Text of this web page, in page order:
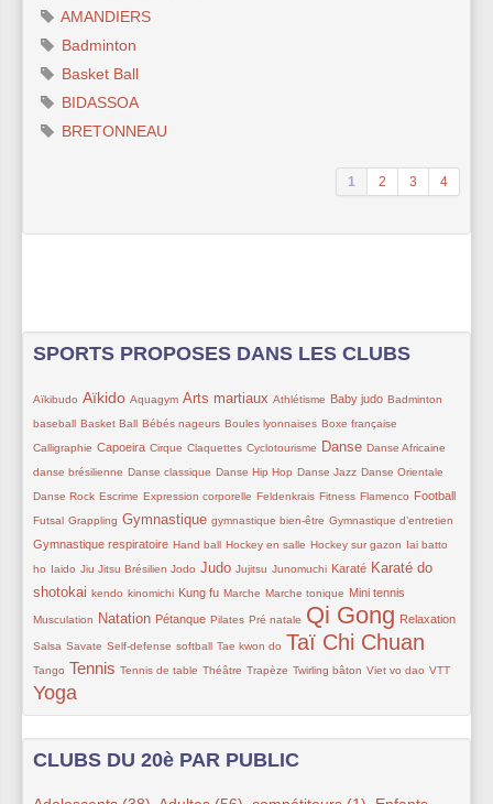
AMANDIERS
Badminton
Basket Ball
BIDASSOA
BRETONNEAU
1 2 3 4
SPORTS PROPOSES DANS LES CLUBS
37/325
Aïkibudo
148/325Aïkido
34/325 Aquagym
116/325 Arts martiaux
11/325 Athlétisme
92/325 Baby judo
24/325 Badminton
11/325
baseball
26/325Basket Ball
16/325 Bébés nageurs
60/325 Boules lyonnaises
56/325 Boxe française
34/325
Calligraphie
71/325 Capoeira
66/325 Cirque
8/325 Claquettes
50/325 Cyclotourisme
139/325 Danse
45/325 Danse Africaine
37/325
danse brésilienne
54/325 Danse classique
24/325 Danse Hip Hop
8/325 Danse Jazz
8/325 Danse Orientale
8/325
Danse Rock
34/325 Escrime
54/325 Expression corporelle
9/325 Feldenkrais
8/325 Fitness
8/325 Flamenco
74/325 Football
8/325
Futsal
9/325Grappling
117/325 Gymnastique
8/325 gymnastique bien-être
54/325 Gymnastique d’entretien
87/325
Gymnastique respiratoire
66/325 Hand ball
33/325 Hockey en salle
33/325 Hockey sur gazon
8/325
Iai batto
ho
55/325
Iaido
9/325 Jiu Jitsu Brésilien
27/325 Jodo
137/325 Judo
47/325 Jujitsu
34/325 Junomuchi
79/325 Karaté
119/325
Karaté do
shotokai
34/325 kendo
34/325 kinomichi
108/325 Kung fu
50/325 Marche
8/325 Marche tonique
111/325 Mini tennis
8/325
Musculation
113/325 Natation
101/325 Pétanque
8/325 Pilates
16/325 Pré natale
325/325 Qi Gong
105/325 Relaxation
8/325
Salsa
27/325Savate
34/325 Self-defense
11/325 softball
53/325 Tae kwon do
262/325 Taï Chi Chuan
8/325
Tango
204/325Tennis
34/325 Tennis de table
54/325 Théâtre
8/325 Trapèze
8/325 Twirling bâton
21/325 Viet vo dao
50/325 VTT
252/325
Yoga
CLUBS DU 20è PAR PUBLIC